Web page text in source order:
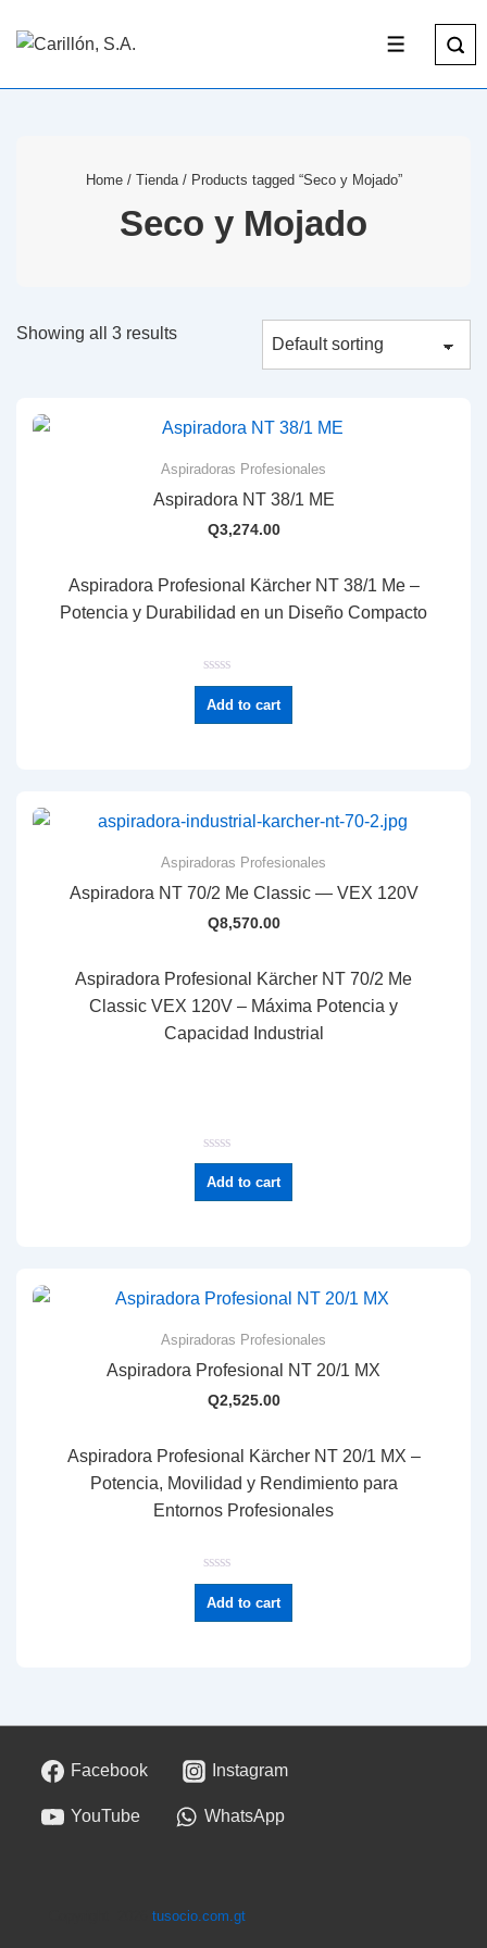
Home/ Tienda/ Products tagged “Seco y Mojado”
Seco y Mojado
Showing all 3 results
Aspiradoras Profesionales
Aspiradora NT 38/1 ME
Q3,274.00
Aspiradora Profesional Kärcher NT 38/1 Me –
Potencia y Durabilidad en un Diseño Compacto
R
a
t
e
o
f
Add to cart
Aspiradoras Profesionales
Aspiradora NT 70/2 Me Classic — VEX 120V
Q8,570.00
Aspiradora Profesional Kärcher NT 70/2 Me
Classic VEX 120V – Máxima Potencia y
Capacidad Industrial
R
a
t
e
o
f
Add to cart
Aspiradoras Profesionales
Aspiradora Profesional NT 20/1 MX
Q2,525.00
Aspiradora Profesional Kärcher NT 20/1 MX –
Potencia, Movilidad y Rendimiento para
Entornos Profesionales
R
a
t
e
f
Add to cart
Facebook Instagram
YouTube WhatsApp
tusocio.com.gt